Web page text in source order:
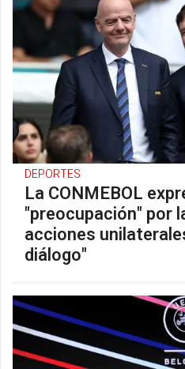
DEPORTES
La CONMEBOL
"preocupación" por
acciones
diálogo"